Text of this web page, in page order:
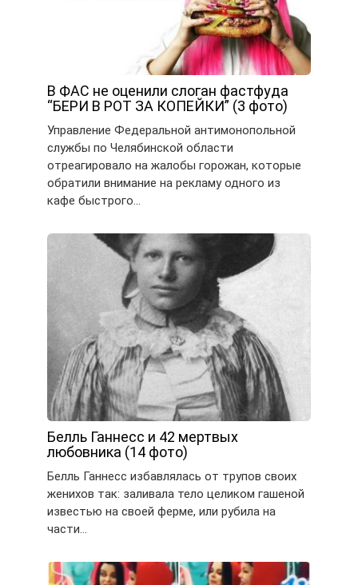
В ФАС не оценили слоган фастфуда
“БЕРИ В РОТ ЗА КОПЕЙКИ” (3 фото)
Управление Федеральной антимонопольной
службы по Челябинской области
отреагировало на жалобы горожан, которые
обратили внимание на рекламу одного из
кафе быстрого…
Белль Ганнесс и 42 мертвых
любовника (14 фото)
Белль Ганнесс избавлялась от трупов своих
женихов так: заливала тело целиком гашеной
известью на своей ферме, или рубила на
части…